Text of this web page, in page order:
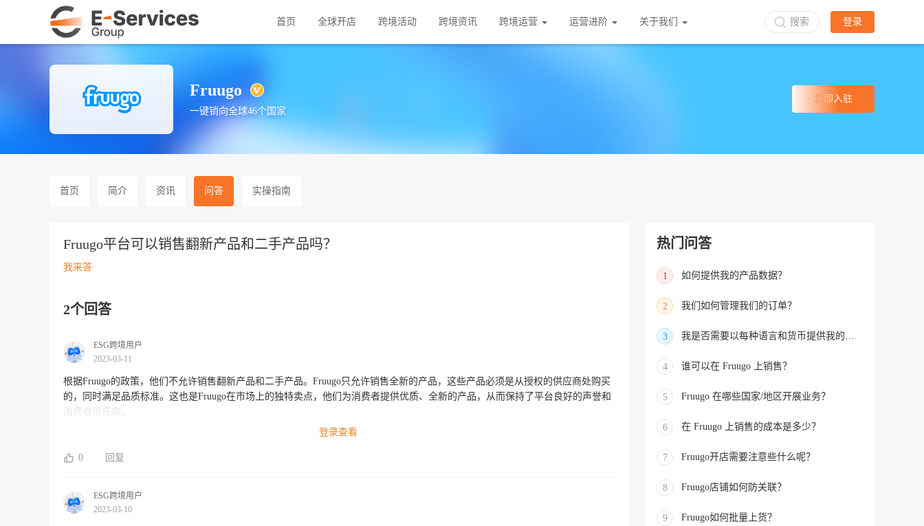
首页 全球开店 跨境活动 跨境资讯 跨境运营 运营进阶 关于我们 搜索 登录
Fruugo
一键销向全球46个国家
立即入驻
首页 简介 资讯 问答 实操指南
Fruugo平台可以销售翻新产品和二手产品吗？
我来答
2个回答
ESG跨境用户
2023-03-11
根据Fruugo的政策，他们不允许销售翻新产品和二手产品。Fruugo只允许销售全新的产品，这些产品必须是从授权的供应商处购买
的，同时满足品质标准。这也是Fruugo在市场上的独特卖点，他们为消费者提供优质、全新的产品，从而保持了平台良好的声誉和
消费者信任度。
登录查看
0 回复
ESG跨境用户
2023-03-10
热门问答
1 如何提供我的产品数据？
2 我们如何管理我们的订单？
3
4 谁可以在 Fruugo 上销售？
5 Fruugo 在哪些国家/地区开展业务？
6 在 Fruugo 上销售的成本是多少？
7 Fruugo开店需要注意些什么呢？
8 Fruugo店铺如何防关联？
9 Fruugo如何批量上货？